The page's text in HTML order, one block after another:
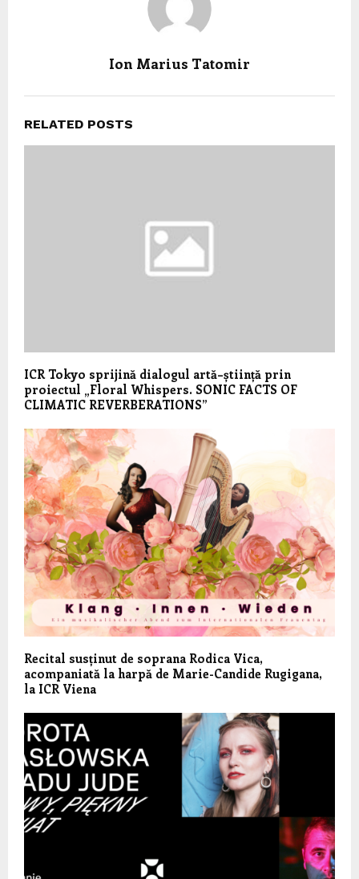
Ion Marius Tatomir
RELATED POSTS
ICR Tokyo sprijină dialogul artă–știință prin
proiectul „Floral Whispers. SONIC FACTS OF
CLIMATIC REVERBERATIONS”
Recital susținut de soprana Rodica Vica,
acompaniată la harpă de Marie-Candide Rugigana,
la ICR Viena